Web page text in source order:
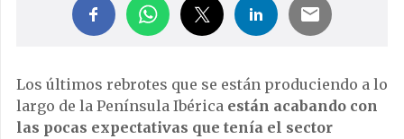
Los últimos rebrotes que se están produciendo a lo
largo de la Península Ibérica están acabando con
las pocas expectativas que tenía el sector